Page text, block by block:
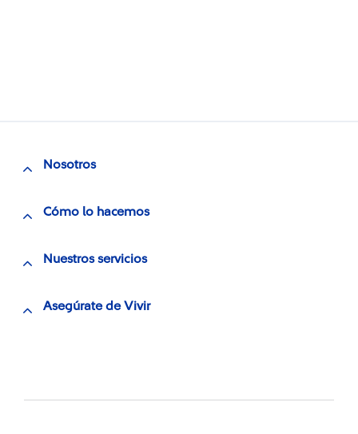
Nosotros
Cómo lo hacemos
Nuestros servicios
Asegúrate de Vivir